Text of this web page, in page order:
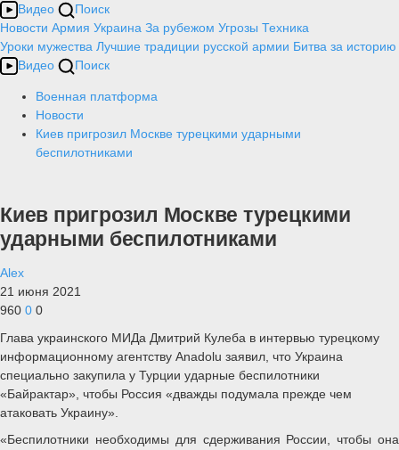
Видео
Поиск
Новости Армия Украина За рубежом Угрозы Техника
Уроки мужества Лучшие традиции русской армии Битва за историю
Видео
Поиск
Военная платформа
Новости
Киев пригрозил Москве турецкими ударными
беспилотниками
Киев пригрозил Москве турецкими
ударными беспилотниками
Alex
21 июня 2021
960 0 0
Глава украинского МИДа Дмитрий Кулеба в интервью турецкому
информационному агентству Anadolu заявил, что Украина
специально закупила у Турции ударные беспилотники
«Байрактар», чтобы Россия «дважды подумала прежде чем
атаковать Украину».
«Беспилотники необходимы для сдерживания России, чтобы она